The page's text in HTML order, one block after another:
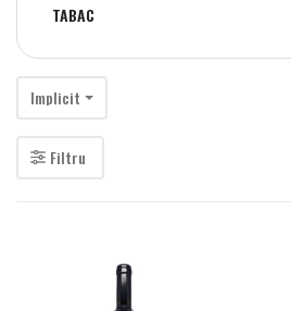
TABAC
Implicit
Filtru